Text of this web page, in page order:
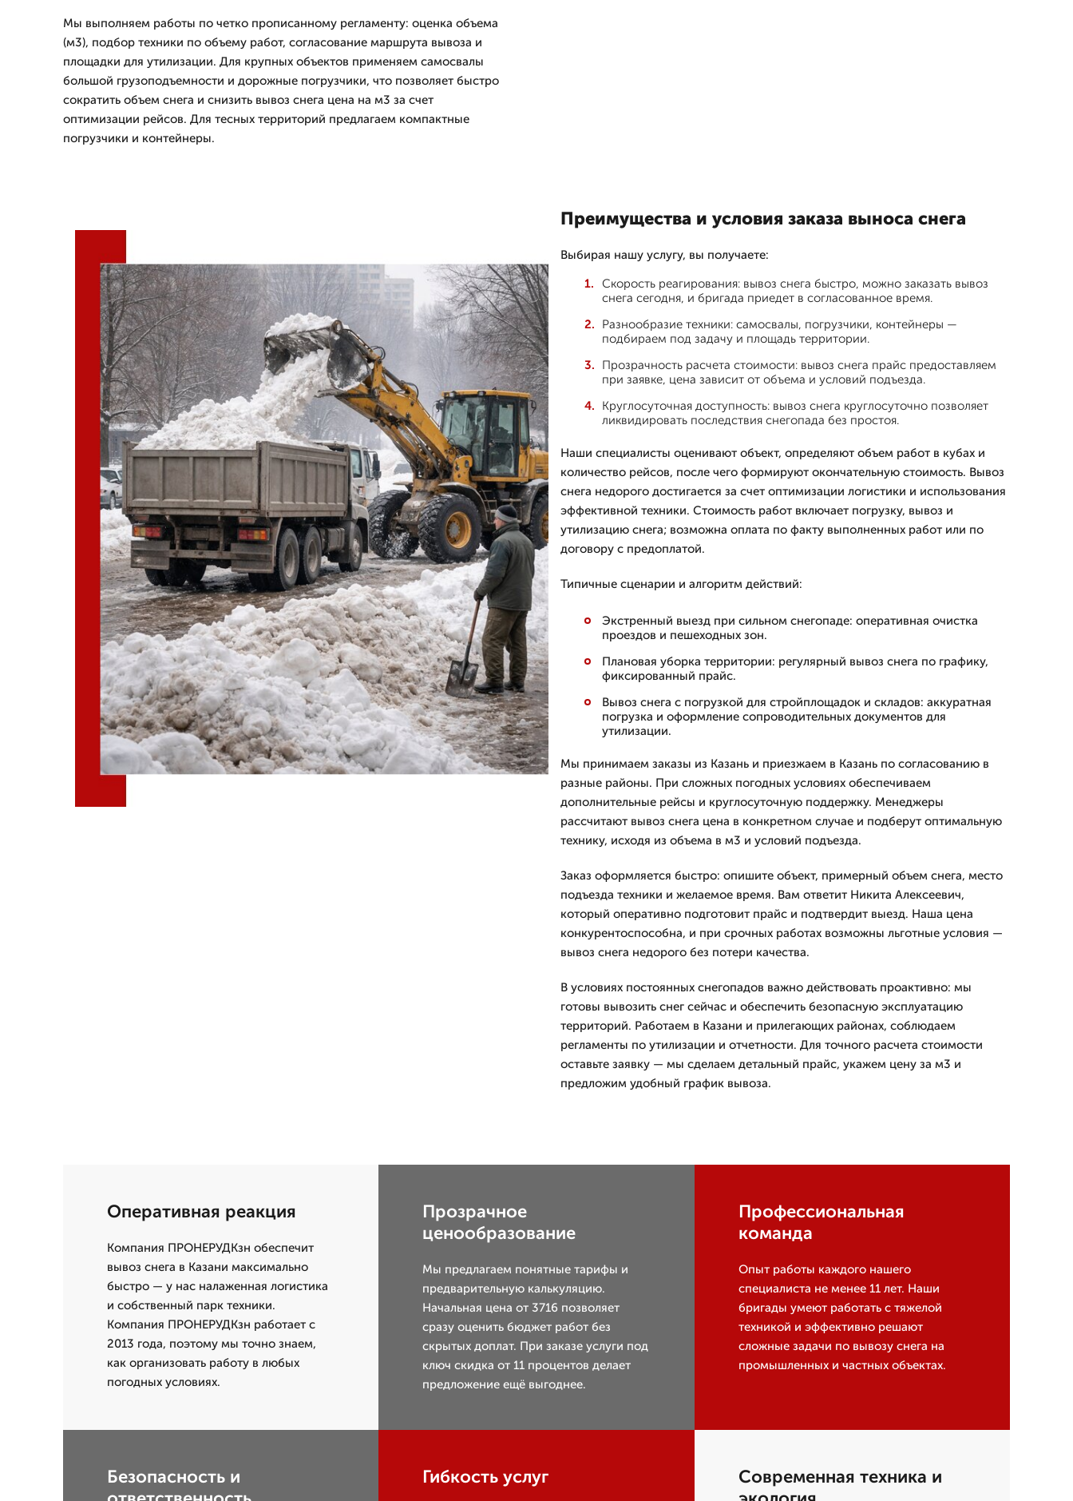
Мы выполняем работы по четко прописанному регламенту: оценка объема
(м3), подбор техники по объему работ, согласование маршрута вывоза и
площадки для утилизации. Для крупных объектов применяем самосвалы
большой грузоподъемности и дорожные погрузчики, что позволяет быстро
сократить объем снега и снизить вывоз снега цена на м3 за счет
оптимизации рейсов. Для тесных территорий предлагаем компактные
погрузчики и контейнеры.
Преимущества и условия заказа выноса снега
Выбирая нашу услугу, вы получаете:
Скорость реагирования: вывоз снега быстро, можно заказать вывоз
снега сегодня, и бригада приедет в согласованное время.
Разнообразие техники: самосвалы, погрузчики, контейнеры —
подбираем под задачу и площадь территории.
Прозрачность расчета стоимости: вывоз снега прайс предоставляем
при заявке, цена зависит от объема и условий подъезда.
Круглосуточная доступность: вывоз снега круглосуточно позволяет
ликвидировать последствия снегопада без простоя.
Наши специалисты оценивают объект, определяют объем работ в кубах и
количество рейсов, после чего формируют окончательную стоимость. Вывоз
снега недорого достигается за счет оптимизации логистики и использования
эффективной техники. Стоимость работ включает погрузку, вывоз и
утилизацию снега; возможна оплата по факту выполненных работ или по
договору с предоплатой.
Типичные сценарии и алгоритм действий:
Экстренный выезд при сильном снегопаде: оперативная очистка
проездов и пешеходных зон.
Плановая уборка территории: регулярный вывоз снега по графику,
фиксированный прайс.
Вывоз снега с погрузкой для стройплощадок и складов: аккуратная
погрузка и оформление сопроводительных документов для
утилизации.
Мы принимаем заказы из Казань и приезжаем в Казань по согласованию в
разные районы. При сложных погодных условиях обеспечиваем
дополнительные рейсы и круглосуточную поддержку. Менеджеры
рассчитают вывоз снега цена в конкретном случае и подберут оптимальную
технику, исходя из объема в м3 и условий подъезда.
Заказ оформляется быстро: опишите объект, примерный объем снега, место
подъезда техники и желаемое время. Вам ответит Никита Алексеевич,
который оперативно подготовит прайс и подтвердит выезд. Наша цена
конкурентоспособна, и при срочных работах возможны льготные условия —
вывоз снега недорого без потери качества.
В условиях постоянных снегопадов важно действовать проактивно: мы
готовы вывозить снег сейчас и обеспечить безопасную эксплуатацию
территорий. Работаем в Казани и прилегающих районах, соблюдаем
регламенты по утилизации и отчетности. Для точного расчета стоимости
оставьте заявку — мы сделаем детальный прайс, укажем цену за м3 и
предложим удобный график вывоза.
Оперативная реакция
Компания ПРОНЕРУДКзн обеспечит
вывоз снега в Казани максимально
быстро — у нас налаженная логистика
и собственный парк техники.
Компания ПРОНЕРУДКзн работает с
2013 года, поэтому мы точно знаем,
как организовать работу в любых
погодных условиях.
Прозрачное
ценообразование
Мы предлагаем понятные тарифы и
предварительную калькуляцию.
Начальная цена от 3716 позволяет
сразу оценить бюджет работ без
скрытых доплат. При заказе услуги под
ключ скидка от 11 процентов делает
предложение ещё выгоднее.
Профессиональная
команда
Опыт работы каждого нашего
специалиста не менее 11 лет. Наши
бригады умеют работать с тяжелой
техникой и эффективно решают
сложные задачи по вывозу снега на
промышленных и частных объектах.
Безопасность и
Гибкость услуг
Современная техника и